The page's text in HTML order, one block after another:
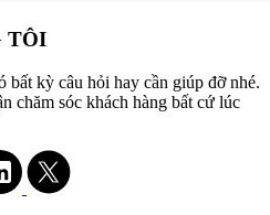
TÔI
bất kỳ câu hỏi hay cần giúp đỡ nhé.
chăm sóc khách hàng bất cứ lúc